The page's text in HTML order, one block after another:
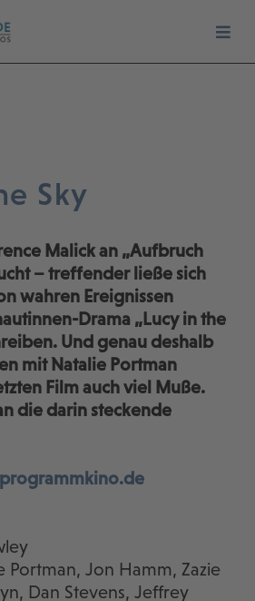
Sky
Malick an „Aufbruch
– treffender ließe sich
wahren Ereignissen
Drama „Lucy in the
Und genau deshalb
mit Natalie Portman
Film auch viel Muße.
die darin steckende
Portman, Jon Hamm, Zazie
Dan Stevens, Jeffrey